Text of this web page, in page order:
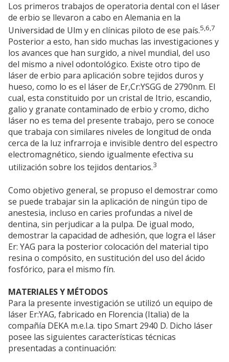
Los primeros trabajos de operatoria dental con el láser
de erbio se llevaron a cabo en Alemania en la
Universidad de Ulm y en clínicas piloto de ese país.5,6,7
Posterior a esto, han sido muchas las investigaciones y
los avances que han surgido, a nivel mundial, del uso
del mismo a nivel odontológico. Existe otro tipo de
láser de erbio para aplicación sobre tejidos duros y
hueso, como lo es el láser de Er,Cr:YSGG de 2790nm. El
cual, esta constituido por un cristal de Itrio, escandio,
galio y granate contaminado de erbio y cromo, dicho
láser no es tema del presente trabajo, pero se conoce
que trabaja con similares niveles de longitud de onda
cerca de la luz infrarroja e invisible dentro del espectro
electromagnético, siendo igualmente efectiva su
utilización sobre los tejidos dentarios.3
Como objetivo general, se propuso el demostrar como
se puede trabajar sin la aplicación de ningún tipo de
anestesia, incluso en caries profundas a nivel de
dentina, sin perjudicar a la pulpa. De igual modo,
demostrar la capacidad de adhesión, que logra el láser
Er: YAG para la posterior colocación del material tipo
resina o compósito, en sustitución del uso del ácido
fosfórico, para el mismo fín.
MATERIALES Y MÉTODOS
Para la presente investigación se utilizó un equipo de
láser Er:YAG, fabricado en Florencia (Italia) de la
compañía DEKA m.e.l.a. tipo Smart 2940 D. Dicho láser
posee las siguientes características técnicas
presentadas a continuación: